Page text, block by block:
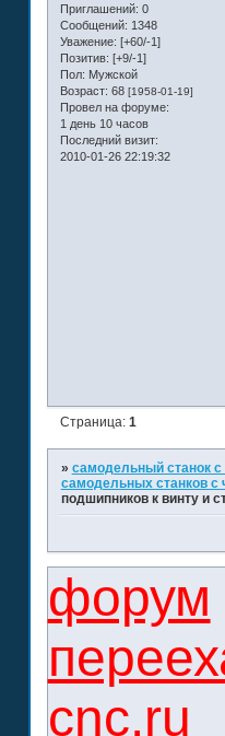
Приглашений: 0
Сообщений: 1348
Уважение: [+60/-1]
Позитив: [+9/-1]
Пол: Мужской
Возраст: 68 [1958-01-19]
Провел на форуме:
1 день 10 часов
Последний визит:
2010-01-26 22:19:32
Страница: 1
» самодельный станок
самодельных станков с
подшипников к винту и
форум
cnc.ru